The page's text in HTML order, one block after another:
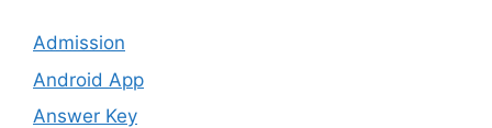
Admission
Android App
Answer Key